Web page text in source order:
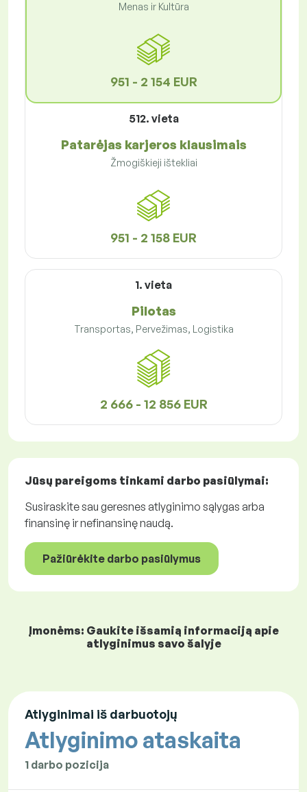
Menas ir Kultūra
951 - 2 154 EUR
512. vieta
Patarėjas karjeros klausimais
Žmogiškieji ištekliai
951 - 2 158 EUR
1. vieta
Pilotas
Transportas, Pervežimas, Logistika
2 666 - 12 856 EUR
Jūsų pareigoms tinkami darbo pasiūlymai:
Susiraskite sau geresnes atlyginimo sąlygas arba
finansinę ir nefinansinę naudą.
Pažiūrėkite darbo pasiūlymus
Įmonėms: Gaukite išsamią informaciją apie
atlyginimus savo šalyje
Atlyginimai iš darbuotojų
Atlyginimo ataskaita
1 darbo pozicija